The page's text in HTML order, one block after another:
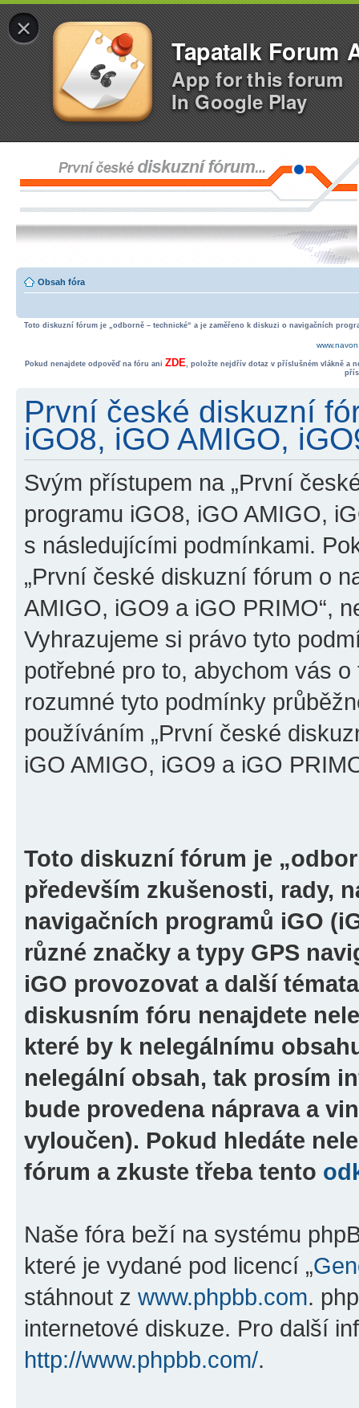
×
Tapatalk Forum
App for this forum
In Google Play
Obsah fóra
Toto diskuzní fórum je „odborně – technické“ a je zaměřeno k diskuzi o navigačních
Pokud nenajdete odpověď na fóru ani ZDE, položte nejdřív dotaz v příslušném vlákně a
První české diskuzní
iGO8, iGO AMIGO,
Svým přístupem na „První
programu iGO8, iGO AMIGO,
s následujícími podmínkami.
„První české diskuzní fórum o
AMIGO, iGO9 a iGO PRIMO“,
Vyhrazujeme si právo tyto
potřebné pro to, abychom vás
rozumné tyto podmínky
používáním „První české
iGO AMIGO, iGO9 a iGO
Toto diskuzní fórum je
především zkušenosti, rady,
navigačních programů iGO
různé značky a typy GPS
iGO provozovat a další
diskusním fóru nenajdete
které by k nelegálnímu
nelegální obsah, tak prosím
bude provedena náprava a
vyloučen). Pokud hledáte
fórum a zkuste třeba tento
Naše fóra beží na systému
které je vydané pod licencí „
stáhnout z www.phpbb.com.
internetové diskuze. Pro další
http://www.phpbb.com/.